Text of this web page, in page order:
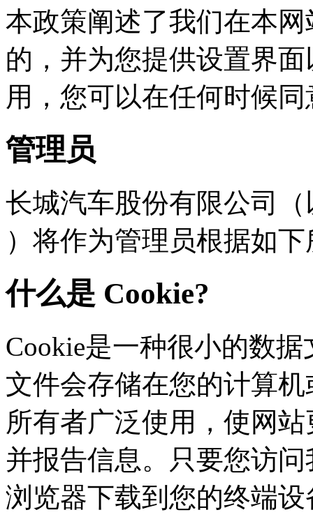
本政策阐述了我们在本
的，并为您提供设置
用，您可以在任何时候
管理员
长城汽车股份有限公司（
）将作为管理员根据如
什么是 Cookie?
Cookie是一种很小的数据文
文件会存储在您的计算
所有者广泛使用，使网
并报告信息。只要您访问
浏览器下载到您的终端设